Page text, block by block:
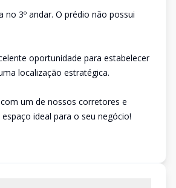
no 3º andar. O prédio não possui
oportunidade para estabelecer
localização estratégica.
um de nossos corretores e
ideal para o seu negócio!